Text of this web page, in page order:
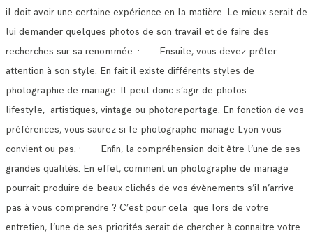
il doit avoir une certaine expérience en la matière. Le mieux serait de
lui demander quelques photos de son travail et de faire des
recherches sur sa renommée. · Ensuite, vous devez prêter
attention à son style. En fait il existe différents styles de
photographie de mariage. Il peut donc s’agir de photos
lifestyle, artistiques, vintage ou photoreportage. En fonction de vos
préférences, vous saurez si le photographe mariage Lyon vous
convient ou pas. · Enfin, la compréhension doit être l’une de ses
grandes qualités. En effet, comment un photographe de mariage
pourrait produire de beaux clichés de vos évènements s’il n’arrive
pas à vous comprendre ? C’est pour cela que lors de votre
entretien, l’une de ses priorités serait de chercher à connaitre votre